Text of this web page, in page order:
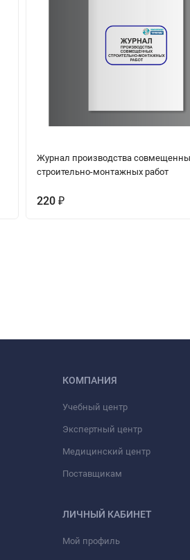
Журнал производства
строительно-монтажных работ
220₽
КОМПАНИЯ
Учебный центр
Экспертный центр
Медицинский центр
Поставщикам
ЛИЧНЫЙ КАБИНЕТ
Мой профиль